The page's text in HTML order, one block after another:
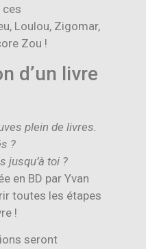
ces
Loulou, Zigomar,
Zou !
d’un livre
plein de livres.
?
jusqu’à toi ?
en BD par Yvan
toutes les étapes
!
seront